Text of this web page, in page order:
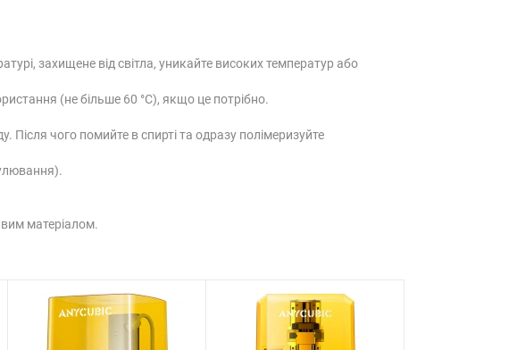
захищене від світла, уникайте високих температур або
(не більше 60 °C), якщо це потрібно.
чого помийте в спирті та одразу полімеризуйте
матеріалом.